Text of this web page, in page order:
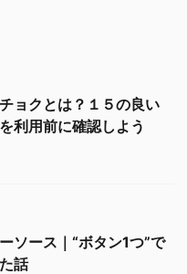
ョクとは？１５の良い
利用前に確認しよう
ソース｜“ボタン1つ”で
話